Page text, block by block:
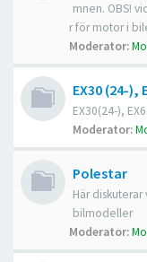
mnen. OBS!
r för motor i
Moderator:
EX30 (24-),
EX30(24-),
Moderator:
Polestar
Här
bilmodeller
Moderator: